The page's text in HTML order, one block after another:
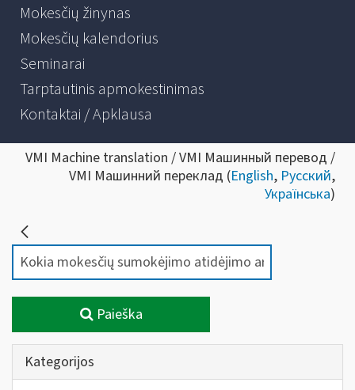
Mokesčių žinynas
Mokesčių kalendorius
Seminarai
Tarptautinis apmokestinimas
Kontaktai / Apklausa
VMI Machine translation / VMI Машинный перевод /
VMI Машинний переклад (English, Русский,
Українська)
Paieška
Kategorijos